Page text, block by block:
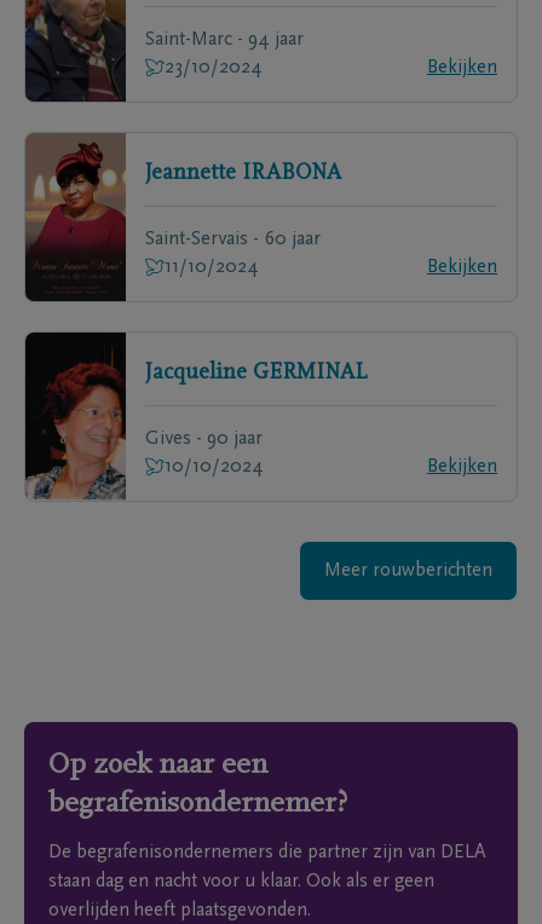
Saint-Marc - 94 jaar
23/10/2024
Bekijken
Jeannette IRABONA
Saint-Servais - 60 jaar
11/10/2024
Bekijken
Jacqueline GERMINAL
Gives - 90 jaar
10/10/2024
Bekijken
Meer rouwberichten
Op zoek naar een
begrafenisondernemer?
De begrafenisondernemers die partner zijn van DELA
staan dag en nacht voor u klaar. Ook als er geen
overlijden heeft plaatsgevonden.